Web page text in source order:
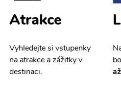
Atrakce
Vyhledejte si vstupenky
na atrakce a zážitky v
destinaci.